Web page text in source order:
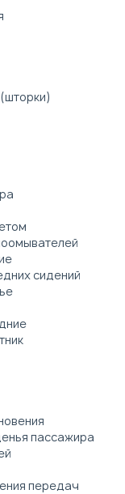
сидений
пассажира
передач